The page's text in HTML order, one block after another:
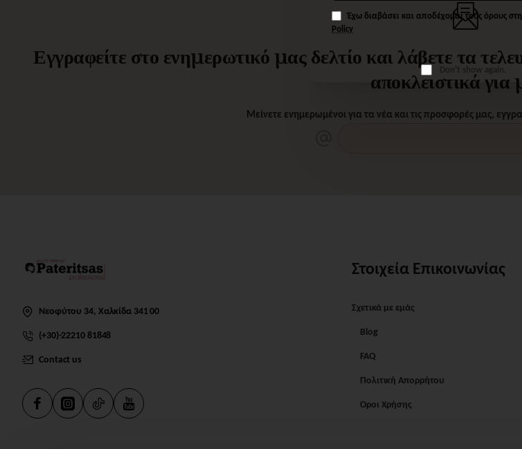
Έχω διαβάσει και αποδέχομαι τους όρους
Policy
Εγγραφείτε στο ενημερωτικό μας δελτίο και λάβετε τα
αποκλειστικά για
Μείνετε ενημερωμένοι για τα νέα και τις προσφορές μας,
Νεοφύτου 34, Χαλκίδα 341 00
(+30)-22210 81848
Contact us
Στοιχεία Επικοινωνίας
Σχετικά με εμάς
Blog
FAQ
Πολιτική Απορρήτου
Όροι Χρήσης